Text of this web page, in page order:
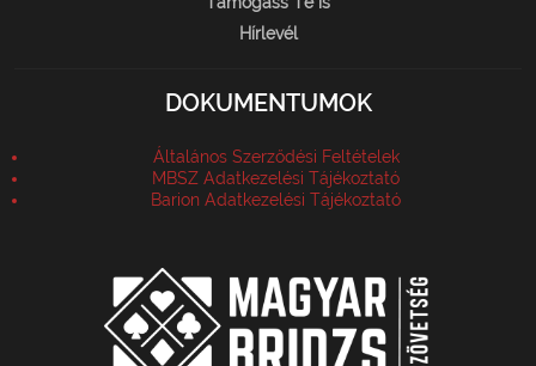
Hírlevél
DOKUMENTUMOK
Általános Szerződési Feltételek
MBSZ Adatkezelési Tájékoztató
Barion Adatkezelési Tájékoztató